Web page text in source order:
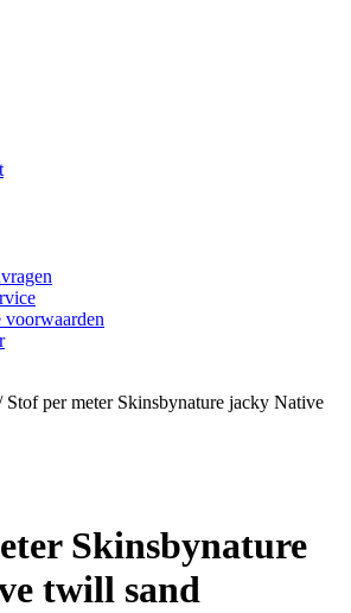
voorwaarden
Stof per meter Skinsbynature jacky Native
Skinsbynature
twill sand